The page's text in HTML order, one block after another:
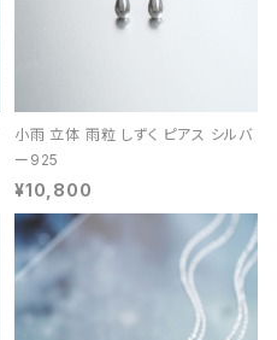
小雨 立体 雨粒 しずく ピアス シルバ
ー925
¥10,800